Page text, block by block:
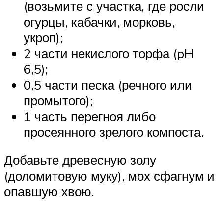
(возьмите с участка, где росли
огурцы, кабачки, морковь,
укроп);
2 части некислого торфа (pH
6,5);
0,5 части песка (речного или
промытого);
1 часть перегноя либо
просеянного зрелого компоста.
Добавьте древесную золу
(доломитовую муку), мох сфагнум и
опавшую хвою.